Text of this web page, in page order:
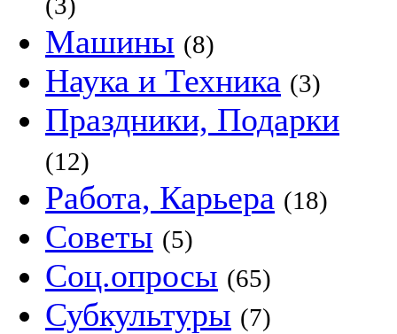
Машины (8)
Наука и Техника (3)
Праздники, Подарки
(12)
Работа, Карьера (18)
Советы (5)
Соц.опросы (65)
Субкультуры (7)